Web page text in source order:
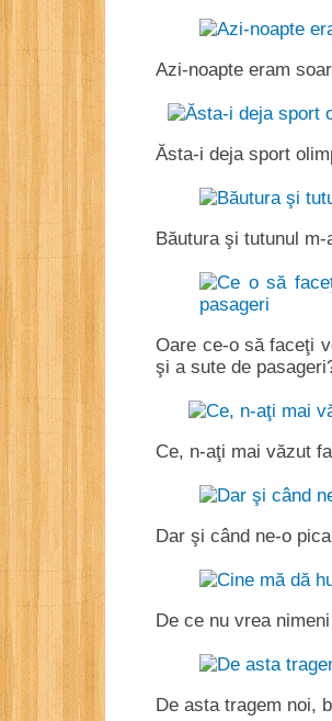
Azi-noapte eram
Ăsta-i deja sport
Băutura şi tutunul
Oare ce-o să faceţi
şi a sute de
Ce, n-aţi mai văzut
Dar şi când ne-o
De ce nu vrea
De asta tragem noi,